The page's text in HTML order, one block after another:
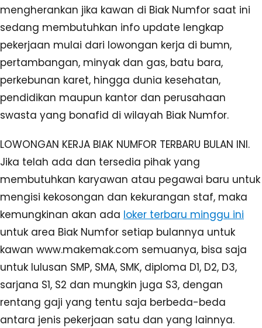
mengherankan jika kawan di Biak Numfor saat ini
sedang membutuhkan info update lengkap
pekerjaan mulai dari lowongan kerja di bumn,
pertambangan, minyak dan gas, batu bara,
perkebunan karet, hingga dunia kesehatan,
pendidikan maupun kantor dan perusahaan
swasta yang bonafid di wilayah Biak Numfor.
LOWONGAN KERJA BIAK NUMFOR TERBARU BULAN INI.
Jika telah ada dan tersedia pihak yang
membutuhkan karyawan atau pegawai baru untuk
mengisi kekosongan dan kekurangan staf, maka
kemungkinan akan ada loker terbaru minggu ini
untuk area Biak Numfor setiap bulannya untuk
kawan www.makemak.com semuanya, bisa saja
untuk lulusan SMP, SMA, SMK, diploma D1, D2, D3,
sarjana S1, S2 dan mungkin juga S3, dengan
rentang gaji yang tentu saja berbeda-beda
antara jenis pekerjaan satu dan yang lainnya.